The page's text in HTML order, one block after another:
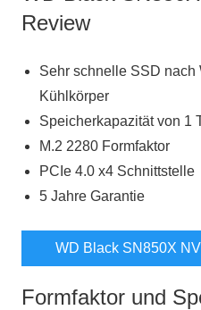
Review
Sehr schnelle SSD nach
Kühlkörper
Speicherkapazität von 1
M.2 2280 Formfaktor
PCIe 4.0 x4 Schnittstelle
5 Jahre Garantie
WD Black SN850X
Formfaktor und